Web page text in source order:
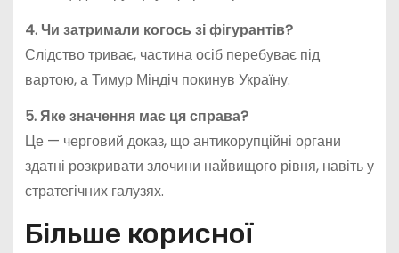
4. Чи затримали когось зі фігурантів?
Слідство триває, частина осіб перебуває під
вартою, а Тимур Міндіч покинув Україну.
5. Яке значення має ця справа?
Це — черговий доказ, що антикорупційні органи
здатні розкривати злочини найвищого рівня, навіть у
стратегічних галузях.
Більше корисної